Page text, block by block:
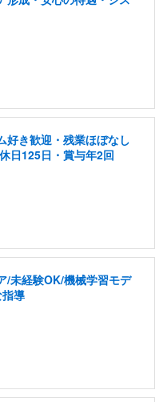
好き歓迎・残業ほぼなし
日125日・賞与年2回
/未経験OK/機械学習モデ
導